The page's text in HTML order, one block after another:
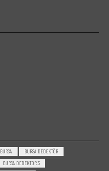
BURSA
BURSA DEDEKTÖR
BURSA DEDEKTÖR 3